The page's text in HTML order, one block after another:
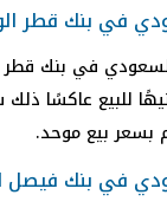
في بنك قطر
للشراء و13 جنيهًا للبيع
بسعر بيع موحد.
في بنك فيصل